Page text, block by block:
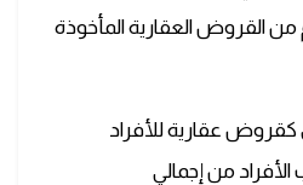
من القروض العقارية المأخوذة
كقروض عقارية للأفراد
من إجمالي